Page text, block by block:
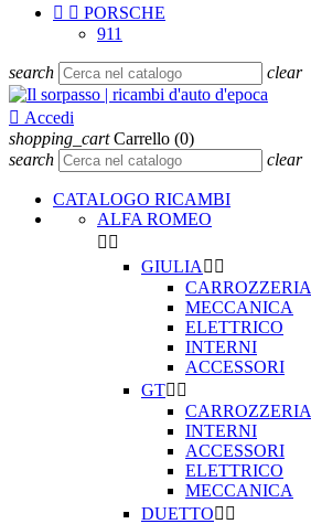
  PORSCHE
911
search clear
 Accedi
shopping_cart Carrello (0)
search
clear
CATALOGO RICAMBI
ALFA ROMEO
 
GIULIA  
CARROZZERIA
MECCANICA
ELETTRICO
INTERNI
ACCESSORI
GT 
CARROZZERIA
INTERNI
ACCESSORI
ELETTRICO
MECCANICA
DUETTO 